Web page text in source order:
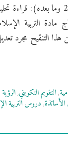
التربية
للإصلاح 2015–2030.لم
,التقويم التكويني,
,دروس التربية